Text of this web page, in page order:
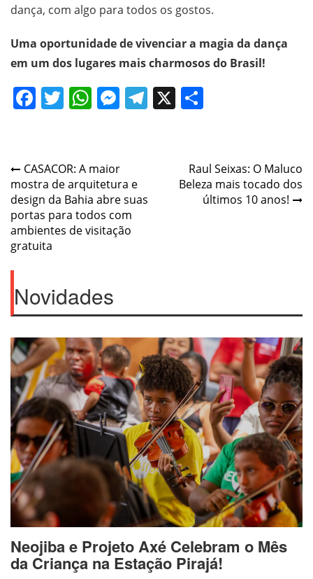
dança, com algo para todos os gostos.
Uma oportunidade de vivenciar a magia da dança
em um dos lugares mais charmosos do Brasil!
Facebook
Twitter
WhatsApp
Messenger
Telegram
X
Post
navigation
CASACOR: A maior
mostra de arquitetura e
design da Bahia abre suas
portas para todos com
ambientes de visitação
gratuita
Raul Seixas: O Maluco
Beleza mais tocado dos
últimos 10 anos!
Novidades
Neojiba e Projeto Axé Celebram o Mês
da Criança na Estação Pirajá!